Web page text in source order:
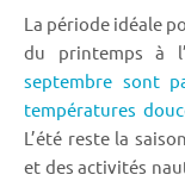
La période idéale
du printemps à
septembre sont
températures
L’été reste la
et des activités